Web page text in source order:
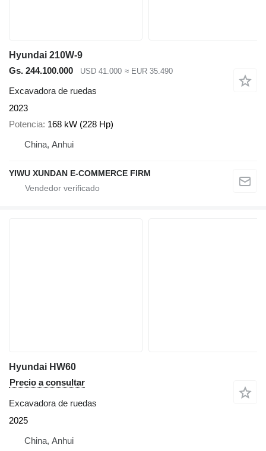
Hyundai 210W-9
Gs. 244.100.000
USD 41.000 ≈ EUR 35.490
Excavadora de ruedas
2023
Potencia 168 kW (228 Hp)
China, Anhui
YIWU XUNDAN E-COMMERCE FIRM
Hyundai HW60
Precio a consultar
Excavadora de ruedas
2025
China, Anhui